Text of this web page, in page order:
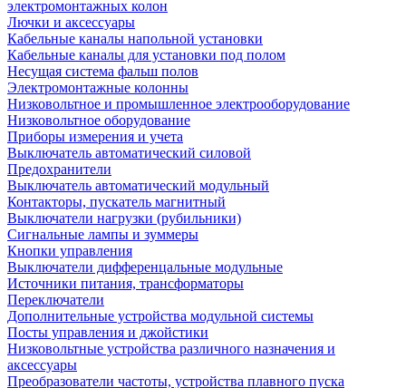
электромонтажных колон
Лючки и аксессуары
Кабельные каналы напольной установки
Кабельные каналы для установки под полом
Несущая система фальш полов
Электромонтажные колонны
Низковольтное и промышленное электрооборудование
Низковольтное оборудование
Приборы измерения и учета
Выключатель автоматический силовой
Предохранители
Выключатель автоматический модульный
Контакторы, пускатель магнитный
Выключатели нагрузки (рубильники)
Сигнальные лампы и зуммеры
Кнопки управления
Выключатели дифференцальные модульные
Источники питания, трансформаторы
Переключатели
Дополнительные устройства модульной системы
Посты управления и джойстики
Низковольтные устройства различного назначения и
аксессуары
Преобразователи частоты, устройства плавного пуска